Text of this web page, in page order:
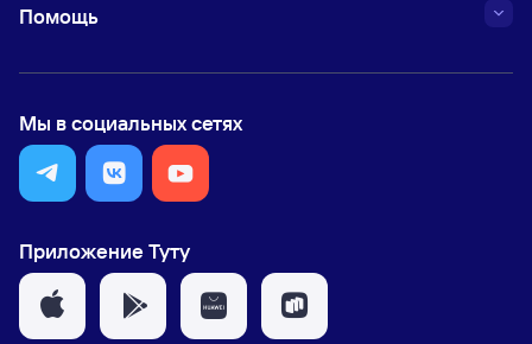
Помощь
Мы в социальных сетях
Приложение Туту